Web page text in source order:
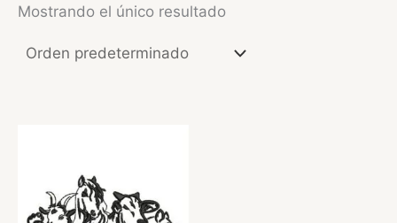
Mostrando el único resultado